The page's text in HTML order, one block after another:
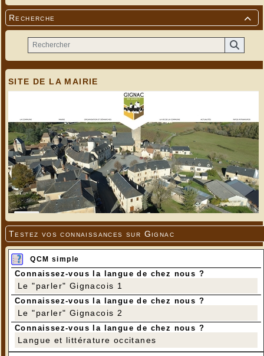

Recherche
SITE DE LA MAIRIE
Testez vos connaissances sur Gignac
QCM simple
Connaissez-vous la langue de chez nous ?
Le "parler" Gignacois 1
Connaissez-vous la langue de chez nous ?
Le "parler" Gignacois 2
Connaissez-vous la langue de chez nous ?
Langue et littérature occitanes